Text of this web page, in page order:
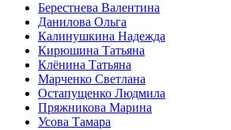
Берестнева Валентина
Данилова Ольга
Калинушкина Надежда
Кирюшина Татьяна
Клёнина Татьяна
Марченко Светлана
Остапущенко Людмила
Пряжникова Марина
Усова Тамара